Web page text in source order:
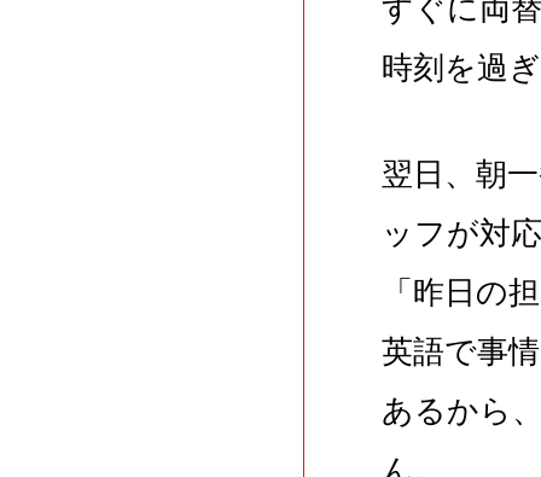
すぐに両
時刻を過
翌日、朝
ッフが対
「昨日の
英語で事
あるから
ん。